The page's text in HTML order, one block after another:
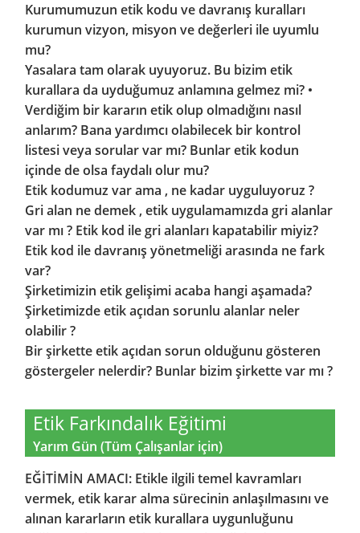
Kurumumuzun etik kodu ve davranış kuralları
kurumun vizyon, misyon ve değerleri ile uyumlu
mu?
Yasalara tam olarak uyuyoruz. Bu bizim etik
kurallara da uyduğumuz anlamına gelmez mi? •
Verdiğim bir kararın etik olup olmadığını nasıl
anlarım? Bana yardımcı olabilecek bir kontrol
listesi veya sorular var mı? Bunlar etik kodun
içinde de olsa faydalı olur mu?
Etik kodumuz var ama , ne kadar uyguluyoruz ?
Gri alan ne demek , etik uygulamamızda gri alanlar
var mı ? Etik kod ile gri alanları kapatabilir miyiz?
Etik kod ile davranış yönetmeliği arasında ne fark
var?
Şirketimizin etik gelişimi acaba hangi aşamada?
Şirketimizde etik açıdan sorunlu alanlar neler
olabilir ?
Bir şirkette etik açıdan sorun olduğunu gösteren
göstergeler nelerdir? Bunlar bizim şirkette var mı ?
Etik Farkındalık Eğitimi
Yarım Gün (Tüm Çalışanlar için)
EĞİTİMİN AMACI: Etikle ilgili temel kavramları
vermek, etik karar alma sürecinin anlaşılmasını ve
alınan kararların etik kurallara uygunluğunu